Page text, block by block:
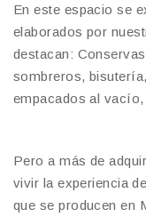
En este espacio se
elaborados por
destacan:
sombreros,
empacados al
Pero a más de
vivir la experiencia
que se producen en